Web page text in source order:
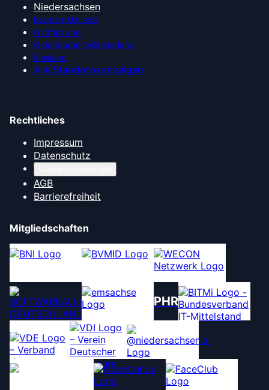
Niedersachsen
Bremen-Umland
Ostfriesland
Oldenburger Münsterland
Emsland
Alle Standorte anzeigen
Rechtliches
Impressum
Datenschutz
AGB
Barrierefreiheit
Mitgliedschaften
PHR